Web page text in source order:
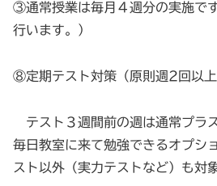
③通常授業は毎月４週分の実施で
行います。）
⑧定期テスト対策（原則週2回以上
テスト３週間前の週は通常プラ
毎日教室に来て勉強できるオプシ
スト以外（実力テストなど）も対